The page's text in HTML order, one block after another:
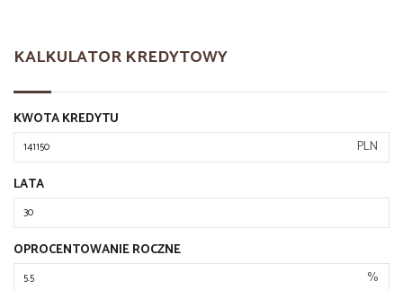
KALKULATOR KREDYTOWY
KWOTA KREDYTU
PLN
LATA
OPROCENTOWANIE ROCZNE
%